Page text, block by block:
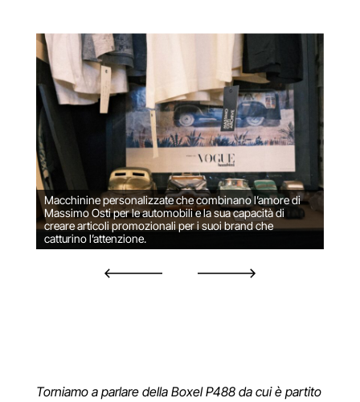
Macchinine personalizzate che combinano l’amore di
Massimo Osti per le automobili e la sua capacità di
creare articoli promozionali per i suoi brand che
catturino l’attenzione.
Torniamo a parlare della Boxel P488 da cui è partito